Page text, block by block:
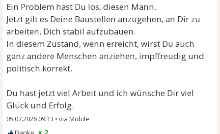
Ein Problem hast Du los, diesen Mann.
Jetzt gilt es Deine Baustellen anzugehen, an Dir zu
arbeiten, Dich stabil aufzubauen.
In diesem Zustand, wenn erreicht, wirst Du auch
ganz andere Menschen anziehen, impffreudig und
politisch korrekt.
Du hast jetzt viel Arbeit und ich wünsche Dir viel
Glück und Erfolg.
05.07.2026 09:13 •
x 2